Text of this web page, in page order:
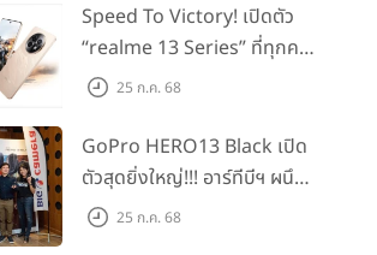
Speed To Victory! เปิดตัว
“realme 13 Series” ที่ทุกคน
รอคอย อัพเกรดชิปเซ็ตตัวแรง
Dominator แห่งปี! ในราคา
เริ่มต้นเพียง 8,999 บาท
25 ก.ค. 68
GoPro HERO13 Black เปิด
ตัวสุดยิ่งใหญ่!!! อาร์ทีบีฯ ผนึก
กำลัง Big Camera และ
25 ก.ค. 68